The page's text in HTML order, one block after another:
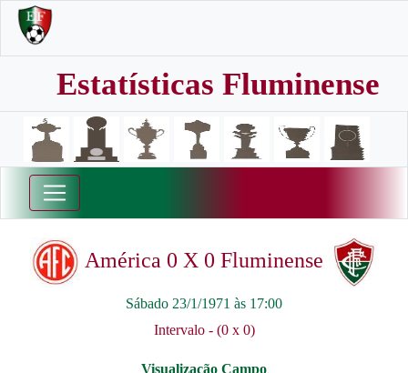
Estatísticas Fluminense
América 0 X 0 Fluminense
Sábado 23/1/1971 às 17:00
Intervalo - (0 x 0)